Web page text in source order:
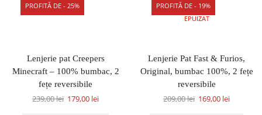
PROFITĂ DE - 25%
Lenjerie pat Creepers
Minecraft – 100% bumbac, 2
fețe reversibile
239,00lei 179,00 lei
PROFITĂ DE - 19%
STOC
EPUIZAT
Lenjerie Pat Fast & Furios,
Original, bumbac 100%, 2 fețe
reversibile
209,00lei 169,00 lei